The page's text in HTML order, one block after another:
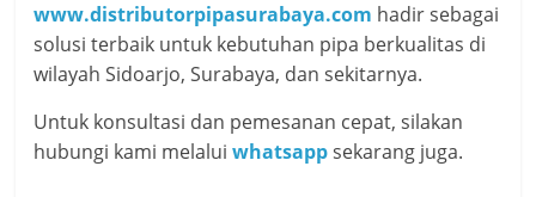
www.distributorpipasurabaya.com hadir sebagai
solusi terbaik untuk kebutuhan pipa berkualitas di
wilayah Sidoarjo, Surabaya, dan sekitarnya.
Untuk konsultasi dan pemesanan cepat, silakan
hubungi kami melaluiwhatsappsekarang juga.